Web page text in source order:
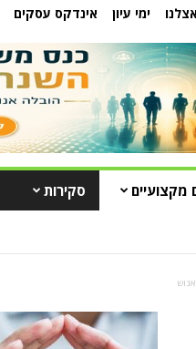
ימי עיון אינדקס עסקים
מקצועיים סקירות